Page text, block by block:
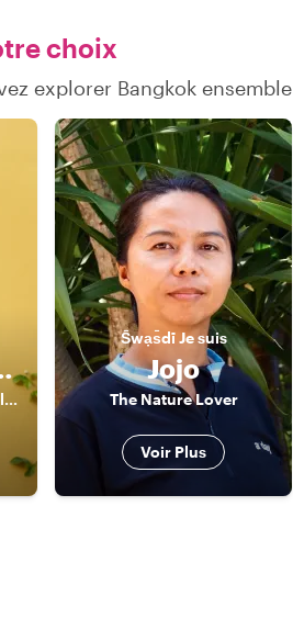
choix
explorer Bangkok ensemble
Guide Team
Chef Jekky and The Local Tour Guide Team
S̄wạs̄dī Je suis
Jojo
The Nature Lover
Voir Plus